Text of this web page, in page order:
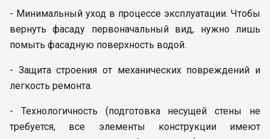
- Минимальный уход в процессе эксплуатации. Чтобы
вернуть фасаду первоначальный вид, нужно лишь
помыть фасадную поверхность водой.
- Защита строения от механических повреждений и
легкость ремонта.
- Технологичность (подготовка несущей стены не
требуется, все элементы конструкции имеют